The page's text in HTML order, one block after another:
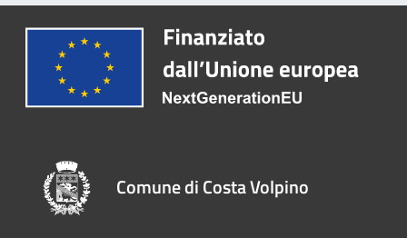
Comune di Costa Volpino